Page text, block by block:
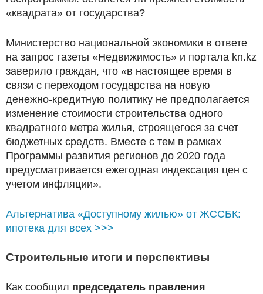
«квадрата» от государства?
Министерство национальной экономики в ответе
на запрос газеты «Недвижимость» и портала kn.kz
заверило граждан, что «в настоящее время в
связи с переходом государства на новую
денежно-кредитную политику не предполагается
изменение стоимости строительства одного
квадратного метра жилья, строящегося за счет
бюджетных средств. Вместе с тем в рамках
Программы развития регионов до 2020 года
предусматривается ежегодная индексация цен с
учетом инфляции».
Альтернатива «Доступному жилью» от ЖССБК:
ипотека для всех >>>
Строительные итоги и перспективы
Как сообщил председатель правления